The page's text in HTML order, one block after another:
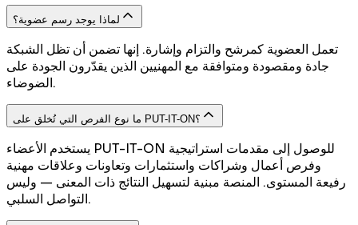
لماذا يوجد رسم عضوية؟
تعمل العضوية كمرشح والتزام وإشارة. إنها تضمن أن تظل الشبكة
جادة ومقصودة ومتوافقة مع المهنيين الذين يقدّرون الجودة على
الضوضاء.
ما نوع الفرص التي تُخلق على PUT-IT-ON؟
يستخدم الأعضاء PUT-IT-ON للوصول إلى مقدمات استراتيجية
وفرص أعمال وشراكات واستثمارات وتعاونات وعلاقات مهنية
رفيعة المستوى. المنصة مبنية لتسهيل النتائج ذات المعنى — وليس
التواصل السلبي.